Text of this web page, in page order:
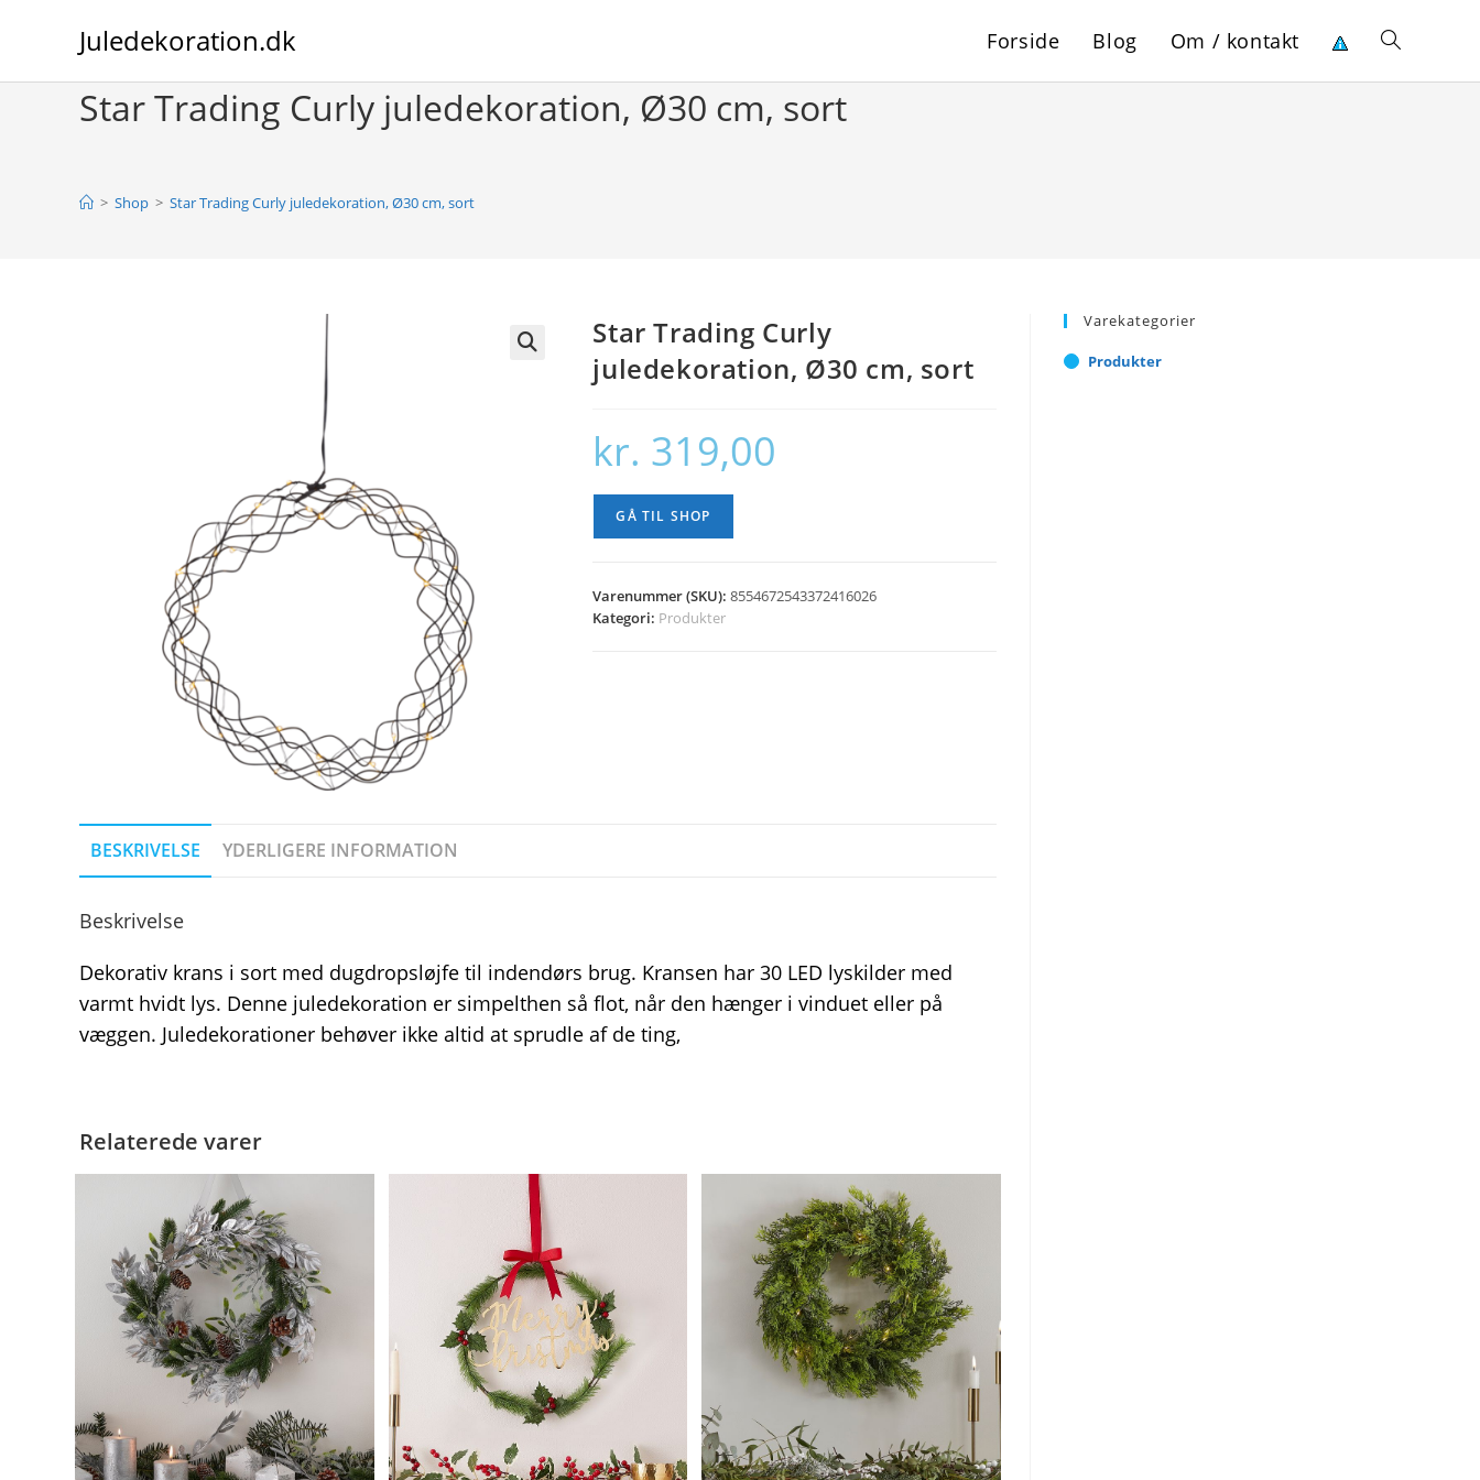
Juledekoration.dk Forside Blog Om / kontakt Toggle
Star Trading Curly juledekoration, Ø30 cm, sort
> Shop > Star Trading Curly juledekoration, Ø30 cm, sort
Star Trading Curly
juledekoration, Ø30 cm, sort
kr. 319,00
GÅ TIL SHOP
Varenummer (SKU):8554672543372416026
Kategori: Produkter
BESKRIVELSE YDERLIGERE INFORMATION
Beskrivelse
Dekorativ krans i sort med dugdropsløjfe til indendørs brug. Kransen har 30 LED lyskilder med
varmt hvidt lys. Denne juledekoration er simpelthen så flot, når den hænger i vinduet eller på
væggen. Juledekorationer behøver ikke altid at sprudle af de ting,
Relaterede varer
Varekategorier
Produkter